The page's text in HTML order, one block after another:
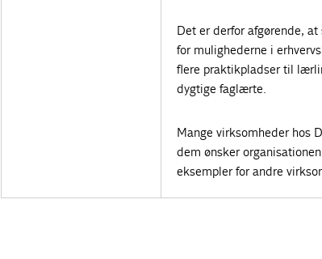
Det er derfor afgørende,
for mulighederne i
flere praktikpladser til
dygtige faglærte.
Mange virksomheder hos
dem ønsker
eksempler for andre